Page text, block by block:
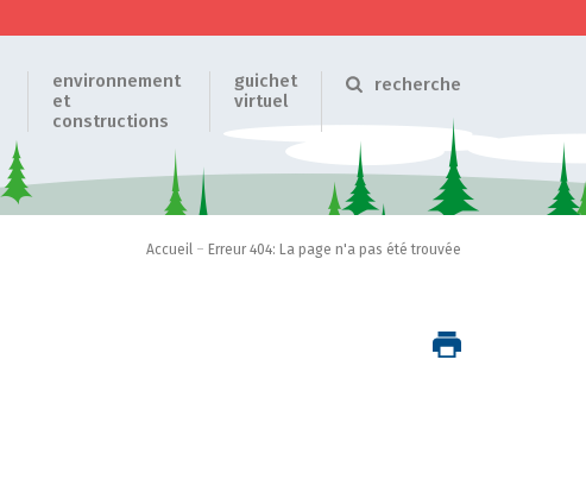
environnement
et
constructions
guichet
virtuel
recherche
Accueil – Erreur 404: La page n'a pas été trouvée